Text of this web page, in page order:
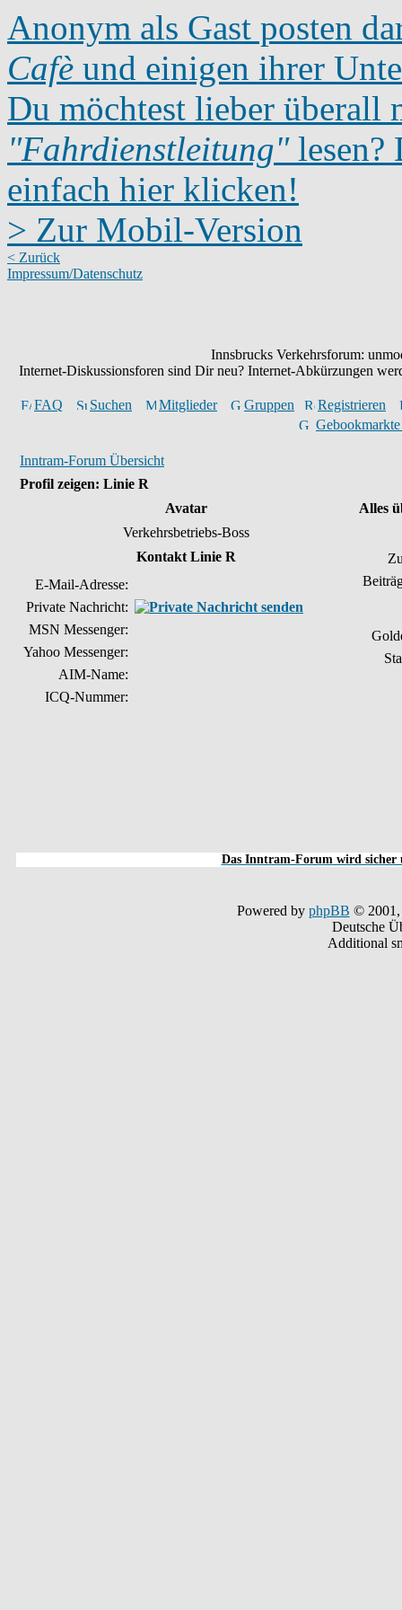
Anonym als Gast posten
Cafè und einigen ihrer
Du möchtest lieber überall
"Fahrdienstleitung"lesen?
einfach hier klicken!
> Zur Mobil-Version
< Zurück
Impressum/Datenschutz
Innsbrucks Verkehrsforum:
Internet-Diskussionsforen sind Dir neu? Internet-Abkürzungen
FAQ Suchen Mitglieder Gruppen
Registrieren
Inntram-Forum Übersicht
Profil zeigen: Linie R
Avatar
Alles
Verkehrsbetriebs-Boss
Kontakt Linie R
E-Mail-Adresse:
Private Nachricht:
MSN Messenger:
Yahoo Messenger:
AIM-Name:
ICQ-Nummer:
Das Inntram-Forum wird sicher
Powered by phpBB © 2001,
Deutsche
Additional